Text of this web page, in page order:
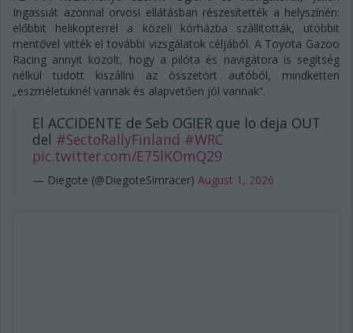
Ingassiát azonnal orvosi ellátásban részesítették a helyszínén:
előbbit helikopterrel a közeli kórházba szállították, utóbbit
mentővel vitték el további vizsgálatok céljából. A Toyota Gazoo
Racing annyit közölt, hogy a pilóta és navigátora is segítség
nélkül tudott kiszállni az összetört autóból, mindketten
„eszméletüknél vannak és alapvetően jól vannak”.
El ACCIDENTE de Seb OGIER que lo deja OUT
del #SectoRallyFinland #WRC
pic.twitter.com/E75lKOmQ29
— Diegote (@DiegoteSimracer) August 1, 2026